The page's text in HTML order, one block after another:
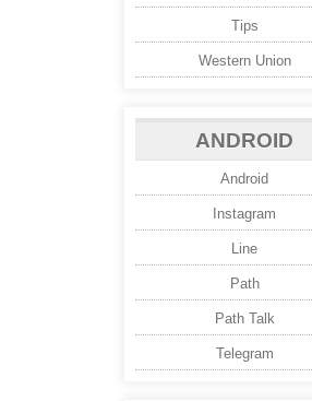
Tips
Western Union
ANDROID
Android
Instagram
Line
Path
Path Talk
Telegram